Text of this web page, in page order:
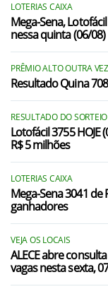
LOTERIAS CAIXA
Mega-Sena,
nessa quinta (06/08)
PRÊMIO ALTO OUTRA VEZ
Resultado Quina
RESULTADO DO SORTEIO
Lotofácil 3755
R$ 5 milhões
LOTERIAS CAIXA
Mega-Sena 3041
ganhadores
VEJA OS LOCAIS
ALECE abre
vagas nesta sexta, 07